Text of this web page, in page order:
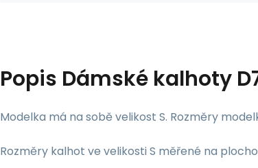
Popis Dámské kalhoty
Modelka má na sobě velikost S. Rozměry
Rozměry kalhot ve velikosti S měřené na